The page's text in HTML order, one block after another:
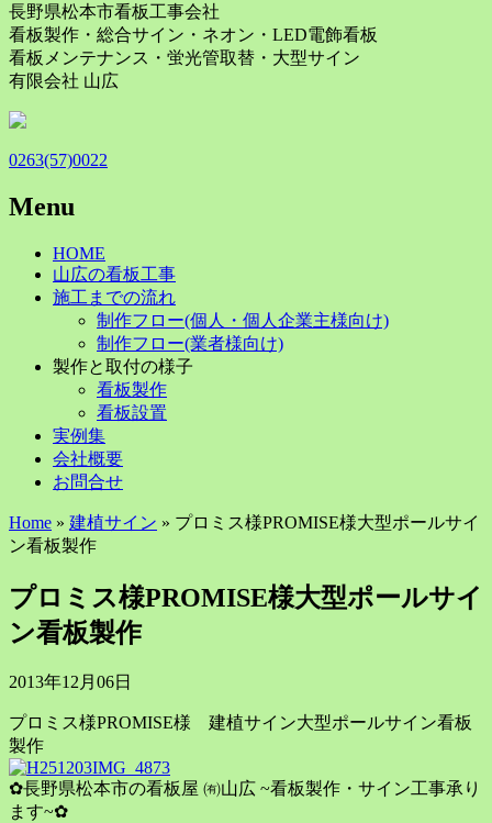
長野県松本市看板工事会社
看板製作・総合サイン・ネオン・LED電飾看板
看板メンテナンス・蛍光管取替・大型サイン
有限会社 山広
0263(57)0022
Menu
Skip
content
HOME
山広の看板工事
施工までの流れ
制作フロー(個人・個人企業主様向け)
制作フロー(業者様向け)
製作と取付の様子
看板製作
看板設置
実例集
会社概要
お問合せ
Home » 建植サイン » プロミス様PROMISE様大型ポールサイ
ン看板製作
プロミス様PROMISE様大型ポールサイ
ン看板製作
2013年12月06日
プロミス様PROMISE様 建植サイン大型ポールサイン看板
製作
✿長野県松本市の看板屋 ㈲山広 ~看板製作・サイン工事承り
ます~✿